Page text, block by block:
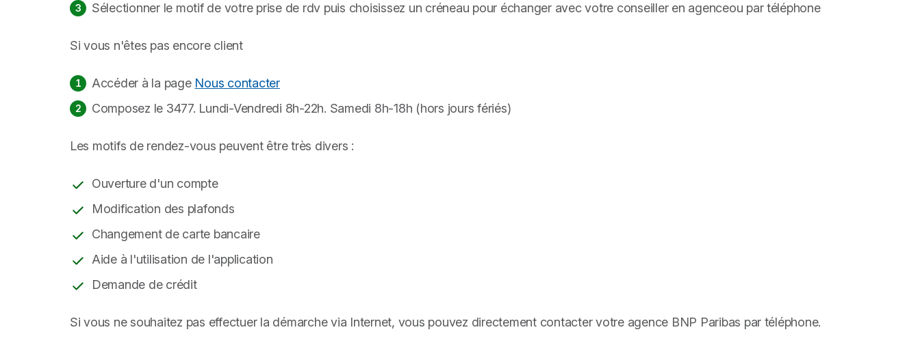
Sélectionner le motif de votre prise de rdv puis choisissez un créneau pour échanger avec votre conseiller en agenceou par téléphone
Si vous n'êtes pas encore client
Accéder à la page Nous contacter
Composez le 3477. Lundi-Vendredi 8h-22h. Samedi 8h-18h (hors jours fériés)
Les motifs de rendez-vous peuvent être très divers :
Ouverture d'un compte
Modification des plafonds
Changement de carte bancaire
Aide à l'utilisation de l'application
Demande de crédit
Si vous ne souhaitez pas effectuer la démarche via Internet, vous pouvez directement contacter votre agence BNP Paribas par téléphone.